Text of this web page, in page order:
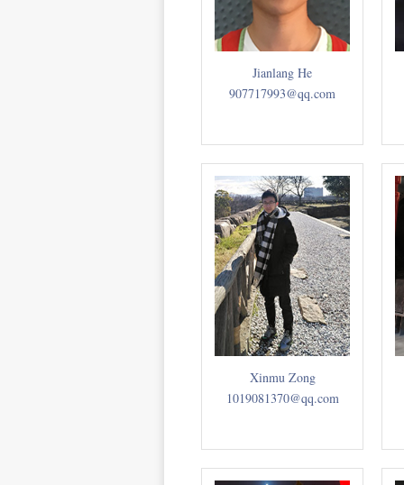
Jianlang He
907717993@qq.com
Xinmu Zong
1019081370@qq.com